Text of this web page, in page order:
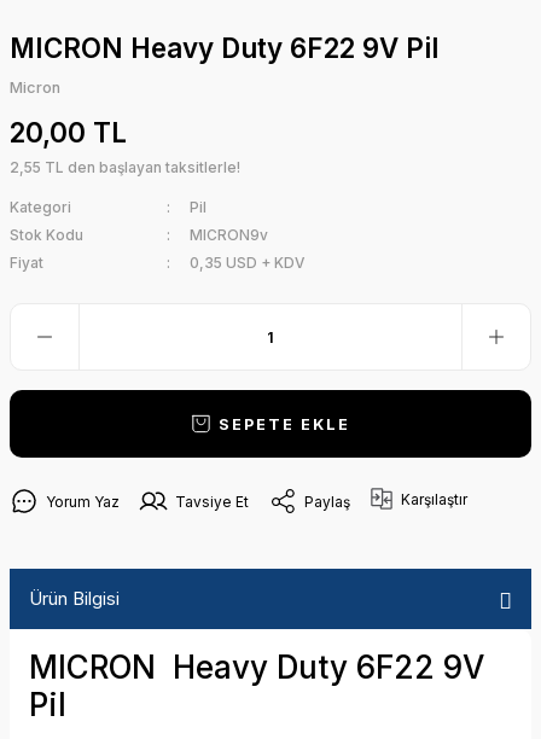
MICRON Heavy Duty 6F22 9V Pil
Micron
20,00 TL
2,55 TL den başlayan taksitlerle!
Kategori
Pil
Stok Kodu
MICRON9v
Fiyat
0,35 USD + KDV
SEPETE EKLE
Yorum Yaz Tavsiye Et Paylaş Karşılaştır
Ürün Bilgisi
MICRON Heavy Duty 6F22 9V
Pil